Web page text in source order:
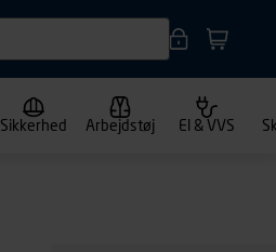
Sikkerhed Arbejdstøj El & VVS